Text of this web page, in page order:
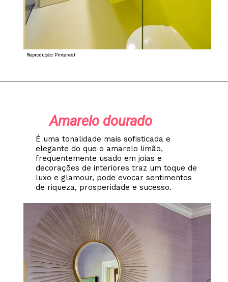
Reprodução: Pinterest
É uma tonalidade mais sofisticada e
elegante do que o amarelo limão,
frequentemente usado em joias e
decorações de interiores traz um toque de
luxo e glamour, pode evocar sentimentos
de riqueza, prosperidade e sucesso.
Amarelo dourado